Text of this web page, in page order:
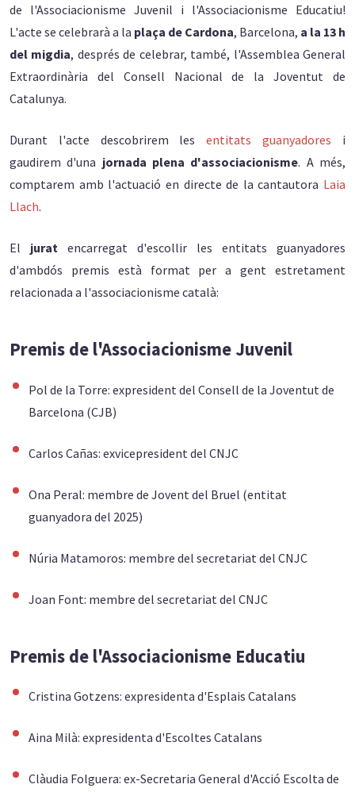
de l'Associacionisme Juvenil i l'Associacionisme Educatiu!
L'acte se celebrarà a la plaça de Cardona, Barcelona, a la 13 h
del migdia, després de celebrar, també, l'Assemblea General
Extraordinària del Consell Nacional de la Joventut de
Catalunya.
Durant l'acte descobrirem lesentitats guanyadores i
gaudirem d'una jornada plena d'associacionisme. A més,
comptarem amb l'actuació en directe de la cantautora Laia
Llach.
El jurat encarregat d'escollir les entitats guanyadores
d'ambdós premis està format per a gent estretament
relacionada a l'associacionisme català:
Premis de l'Associacionisme Juvenil
Pol de la Torre: expresident del Consell de la Joventut de
Barcelona (CJB)
Carlos Cañas: exvicepresident del CNJC
Ona Peral: membre de Jovent del Bruel (entitat
guanyadora del 2025)
Núria Matamoros: membre del secretariat del CNJC
Joan Font: membre del secretariat del CNJC
Premis de l'Associacionisme Educatiu
Cristina Gotzens: expresidenta d'Esplais Catalans
Aina Milà: expresidenta d'Escoltes Catalans
Clàudia Folguera: ex-Secretaria General d'Acció Escolta de